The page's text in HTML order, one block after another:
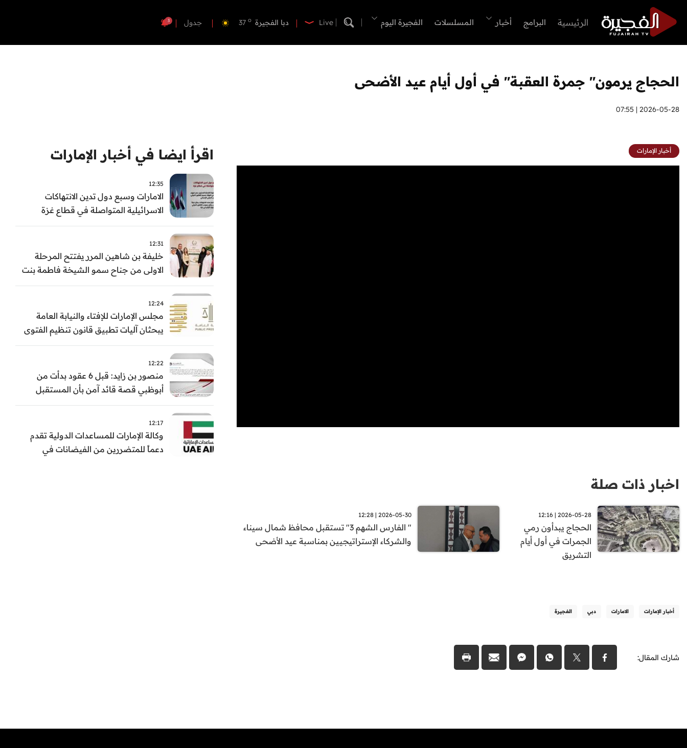
الرئيسية البرامج أخبار المسلسلات الفجيرة اليوم Live دبا الفجيرة 37 o جدول 3
الحجاج يرمون" جمرة العقبة" في أول أيام عيد الأضحى
2026-05-28 | 07:55
أخبار الإمارات
اخبار ذات صلة
2026-05-28 | 12:16
الحجاج يبدأون رمي
الجمرات في أول أيام
التشريق
2026-05-30 | 12:28
" الفارس الشهم 3" تستقبل محافظ شمال سيناء
والشركاء الإستراتيجيين بمناسبة عيد الأضحى
أخبار الإمارات الامارات دبي الفجيرة
شارك المقال:
اقرأ ايضا في أخبار الإمارات
12:35
الامارات وسبع دول تدين الانتهاكات
الاسرائيلية المتواصلة في قطاع غزة
12:31
خليفة بن شاهين المرر يفتتح المرحلة
الاولى من جناح سمو الشيخة فاطمة بنت
مبارك للجراحة النسائية والتوليد في
12:24
مجلس الإمارات للإفتاء والنيابة العامة
يبحثان آليات تطبيق قانون تنظيم الفتوى
وضبط المخالفات
12:22
منصور بن زايد: قبل 6 عقود بدأت من
أبوظبي قصة قائد آمن بأن المستقبل
يُصنع بالإرادة والعمل
12:17
وكالة الإمارات للمساعدات الدولية تقدم
دعماً للمتضررين من الفيضانات في